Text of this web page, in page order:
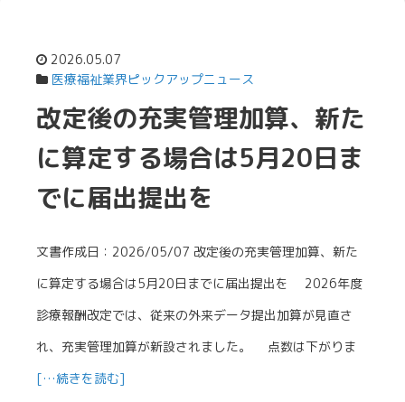
2026.05.07
医療福祉業界ピックアップニュース
改定後の充実管理加算、新た
に算定する場合は5月20日ま
でに届出提出を
文書作成日：2026/05/07 改定後の充実管理加算、新た
に算定する場合は5月20日までに届出提出を 2026年度
診療報酬改定では、従来の外来データ提出加算が見直さ
れ、充実管理加算が新設されました。 点数は下がりま
[…続きを読む]